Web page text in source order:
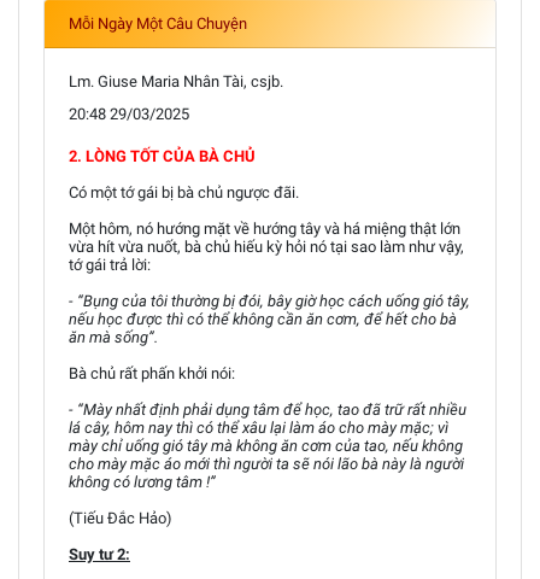
Mỗi Ngày Một Câu Chuyện
Lm. Giuse Maria Nhân Tài, csjb.
20:48 29/03/2025
2. LÒNG TỐT CỦA BÀ CHỦ
Có một tớ gái bị bà chủ ngược đãi.
Một hôm, nó hướng mặt về hướng tây và há miệng thật lớn
vừa hít vừa nuốt, bà chủ hiếu kỳ hỏi nó tại sao làm như vậy,
tớ gái trả lời:
- “Bụng của tôi thường bị đói, bây giờ học cách uống gió tây,
nếu học được thì có thể không cần ăn cơm, để hết cho bà
ăn mà sống”.
Bà chủ rất phấn khởi nói:
- “Mày nhất định phải dụng tâm để học, tao đã trữ rất nhiều
lá cây, hôm nay thì có thể xâu lại làm áo cho mày mặc; vì
mày chỉ uống gió tây mà không ăn cơm của tao, nếu không
cho mày mặc áo mới thì người ta sẽ nói lão bà này là người
không có lương tâm !”
(Tiếu Đắc Hảo)
Suy tư 2: